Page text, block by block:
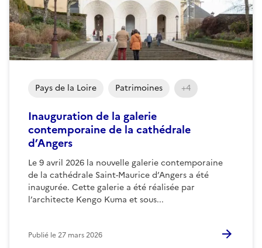
Inauguration de la galerie
contemporaine de la cathédrale
d’Angers
Le 9 avril 2026 la nouvelle galerie contemporaine
de la cathédrale Saint-Maurice d’Angers a été
inaugurée. Cette galerie a été réalisée par
l’architecte Kengo Kuma et sous...
Pays de la Loire Patrimoines +4
Publié le27 mars 2026